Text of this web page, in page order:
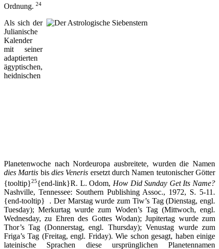
Ordnung. 24
Als sich der
Julianische
Kalender
mit seiner
adaptierten
ägyptischen,
heidnischen
Planetenwoche nach Nordeuropa ausbreitete, wurden die Namen
dies Martis bisdies Veneris ersetzt durch Namen teutonischer Götter
{tooltip}25{end-link}R. L. Odom, How Did Sunday Get Its Name?
Nashville, Tennessee: Southern Publishing Assoc., 1972, S. 5-11.
{end-tooltip} . Der Marstag wurde zum Tiw’s Tag (Dienstag, engl.
Tuesday); Merkurtag wurde zum Woden’s Tag (Mittwoch, engl.
Wednesday, zu Ehren des Gottes Wodan); Jupitertag wurde zum
Thor’s Tag (Donnerstag, engl. Thursday); Venustag wurde zum
Friga’s Tag (Freitag, engl. Friday). Wie schon gesagt, haben einige
lateinische Sprachen diese ursprünglichen Planetennamen